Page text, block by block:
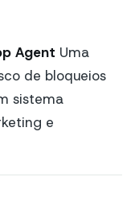
Agent Uma
de bloqueios
sistema
e